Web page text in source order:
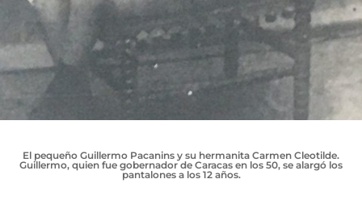
El pequeño Guillermo Pacanins y su hermanita Carmen Cleotilde.
Guillermo, quien fue gobernador de Caracas en los 50, se alargó los
pantalones a los 12 años.